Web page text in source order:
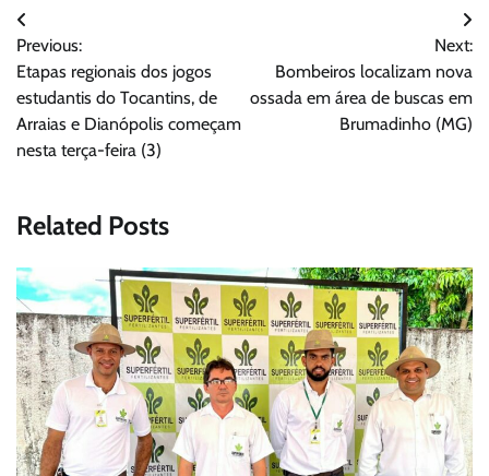
Navegação
de
Post
Previous:
Etapas regionais dos jogos
estudantis do Tocantins, de
Arraias e Dianópolis começam
nesta terça-feira (3)
Next:
Bombeiros localizam nova
ossada em área de buscas em
Brumadinho (MG)
Related Posts